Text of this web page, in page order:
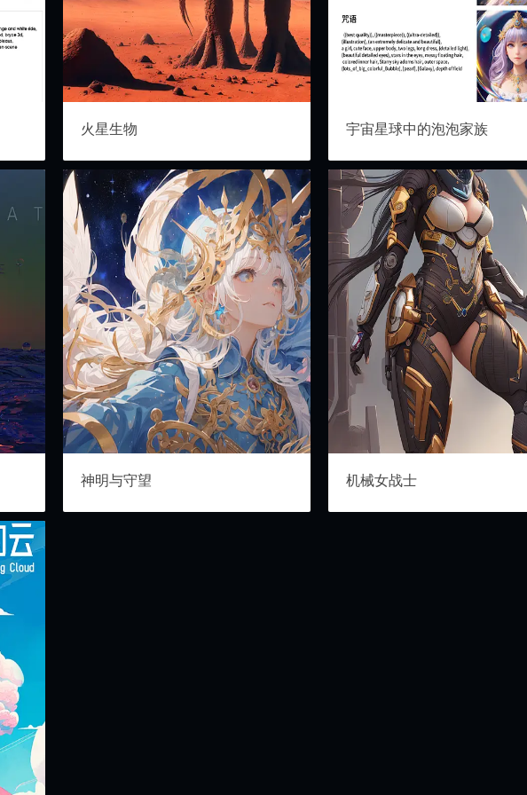
火星生物 宇宙星球中的泡泡家族
神明与守望 机械女战士